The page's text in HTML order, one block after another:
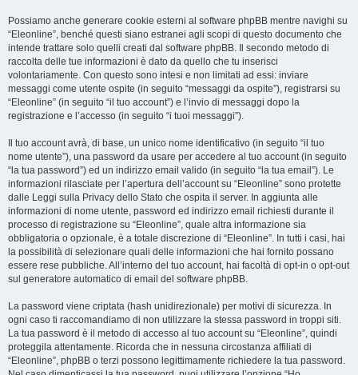
Possiamo anche generare cookie esterni al software phpBB mentre navighi su
“Eleonline”, benché questi siano estranei agli scopi di questo documento che
intende trattare solo quelli creati dal software phpBB. Il secondo metodo di
raccolta delle tue informazioni è dato da quello che tu inserisci
volontariamente. Con questo sono intesi e non limitati ad essi: inviare
messaggi come utente ospite (in seguito “messaggi da ospite”), registrarsi su
“Eleonline” (in seguito “il tuo account”) e l’invio di messaggi dopo la
registrazione e l’accesso (in seguito “i tuoi messaggi”).
Il tuo account avrà, di base, un unico nome identificativo (in seguito “il tuo
nome utente”), una password da usare per accedere al tuo account (in seguito
“la tua password”) ed un indirizzo email valido (in seguito “la tua email”). Le
informazioni rilasciate per l’apertura dell’account su “Eleonline” sono protette
dalle Leggi sulla Privacy dello Stato che ospita il server. In aggiunta alle
informazioni di nome utente, password ed indirizzo email richiesti durante il
processo di registrazione su “Eleonline”, quale altra informazione sia
obbligatoria o opzionale, è a totale discrezione di “Eleonline”. In tutti i casi, hai
la possibilità di selezionare quali delle informazioni che hai fornito possano
essere rese pubbliche. All’interno del tuo account, hai facoltà di opt-in o opt-out
sul generatore automatico di email del software phpBB.
La password viene criptata (hash unidirezionale) per motivi di sicurezza. In
ogni caso ti raccomandiamo di non utilizzare la stessa password in troppi siti.
La tua password è il metodo di accesso al tuo account su “Eleonline”, quindi
proteggila attentamente. Ricorda che in nessuna circostanza affiliati di
“Eleonline”, phpBB o terzi possono legittimamente richiedere la tua password.